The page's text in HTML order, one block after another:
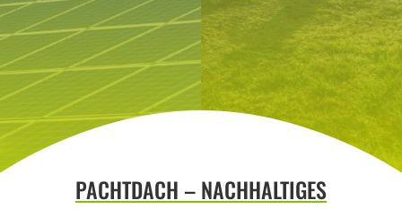
PACHTDACH – NACHHALTIGES